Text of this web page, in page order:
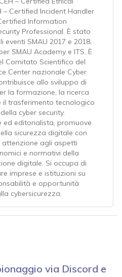
– Certified Incident Handler
Information
Professional. È stato
eventi SMAU 2017 e 2018,
SMAU Academy e ITS. È
Comitato Scientifico del
Center nazionale Cyber
allo sviluppo di
la formazione, la ricerca
il trasferimento tecnologico
cyber security.
ed editorialista, promuove
sicurezza digitale con
agli aspetti
e normativi della
digitale. Si occupa di
imprese e istituzioni su
e opportunità
cybersicurezza.
via Discord e